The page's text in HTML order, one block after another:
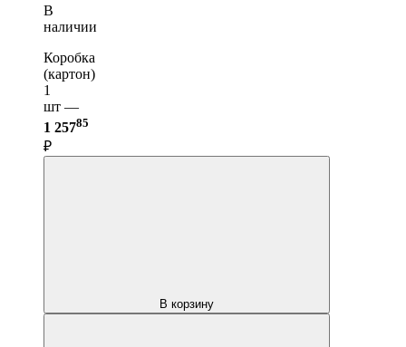
В
наличии
Коробка
(картон)
1
шт —
1 25785
₽
В корзину